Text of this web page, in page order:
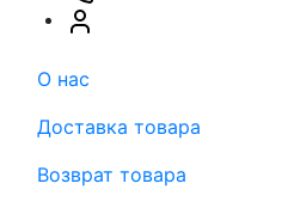
О нас
Доставка товара
Возврат товара